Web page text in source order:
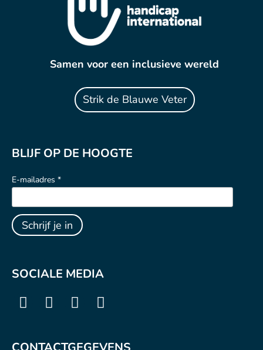
Samen voor een inclusieve wereld
Strik de Blauwe Veter
BLIJF OP DE HOOGTE
E-mailadres *
SOCIALE MEDIA